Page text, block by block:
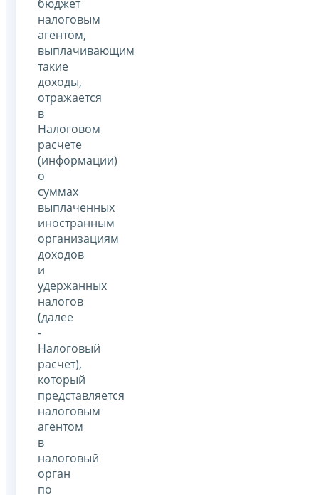
бюджет
налоговым
агентом,
выплачивающим
такие
доходы,
отражается
в
Налоговом
расчете
(информации)
о
суммах
выплаченных
иностранным
организациям
доходов
и
удержанных
налогов
(далее
-
Налоговый
расчет),
который
представляется
налоговым
агентом
в
налоговый
орган
по